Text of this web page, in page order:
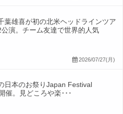
葉雄喜が初の北米ヘッドラインツア
演。チーム友達で世界的人気
2026/07/27(月)
日本のお祭りJapan Festival
催。見どころや楽･･･